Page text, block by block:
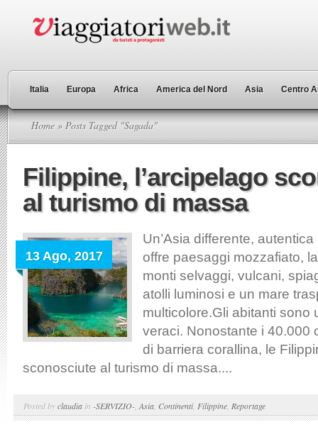
Italia Europa Africa America del Nord Asia Centro
Home » Posts Tagged "Sagada"
Filippine, l’arcipelago
al turismo di massa
13 Ago, 2017
Un’Asia differente,
offre paesaggi mozzafiato,
monti selvaggi, vulcani,
atolli luminosi e un mare
multicolore.Gli abitanti sono
veraci. Nonostante i 40.000
di barriera corallina, le
sconosciute al turismo di massa....
Posted byclaudia in -SERVIZIO- Asia Continenti, Filippine Reportage